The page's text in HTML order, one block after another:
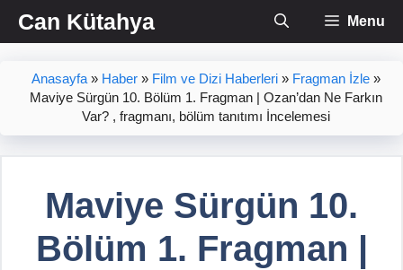
İçeriğe
atlaCan Kütahya Menu
Anasayfa » Haber » Film ve Dizi Haberleri » Fragman İzle »
Maviye Sürgün 10. Bölüm 1. Fragman | Ozan’dan Ne Farkın
Var? , fragmanı, bölüm tanıtımı İncelemesi
Maviye Sürgün 10.
Bölüm 1. Fragman |